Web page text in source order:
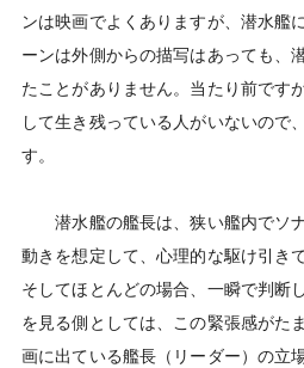
ンは映画でよくありますが、潜水艦
ーンは外側からの描写はあっても、
たことがありません。当たり前です
して生き残っている人がいないので
す。
潜水艦の艦長は、狭い艦内でソ
動きを想定して、心理的な駆け引き
そしてほとんどの場合、一瞬で判断
を見る側としては、この緊張感がた
画に出ている艦長（リーダー）の立